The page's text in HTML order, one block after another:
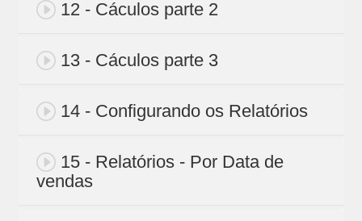
12 - Cáculos parte 2
13 - Cáculos parte 3
14 - Configurando os Relatórios
15 - Relatórios - Por Data de
vendas